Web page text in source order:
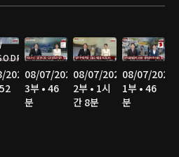
202608/07/2026
3부 • 46
분
08/07/2026
2부 • 1시
간 8분
08/07/2026
1부 • 46
분